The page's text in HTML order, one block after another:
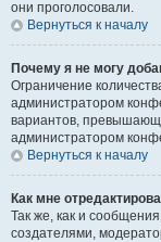
они проголосовали.
Вернуться к началу
Почему я не могу
Ограничение
администратором
вариантов,
администратором
Вернуться к началу
Как мне
Так же, как и
создателями,